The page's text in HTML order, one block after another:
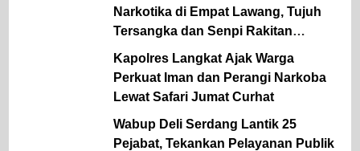
Narkotika di Empat Lawang, Tujuh
Tersangka dan Senpi Rakitan
Diamankan
Kapolres Langkat Ajak Warga
Perkuat Iman dan Perangi Narkoba
Lewat Safari Jumat Curhat
Wabup Deli Serdang Lantik 25
Pejabat, Tekankan Pelayanan Publik